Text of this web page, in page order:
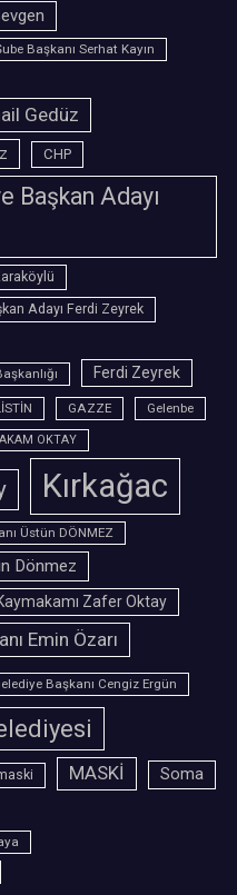
Başkanı Serhat Kayın
Gedüz
CHP
Başkan Adayı
Adayı Ferdi Zeyrek
Ferdi Zeyrek
GAZZE
Gelenbe
OKTAY
Kırkağac
Üstün DÖNMEZ
Dönmez
Zafer Oktay
Emin Özarı
Başkanı Cengiz Ergün
MASKİ Soma